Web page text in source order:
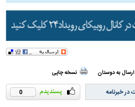
ارسال به دوستان نسخه چاپی
0 خبرنامه